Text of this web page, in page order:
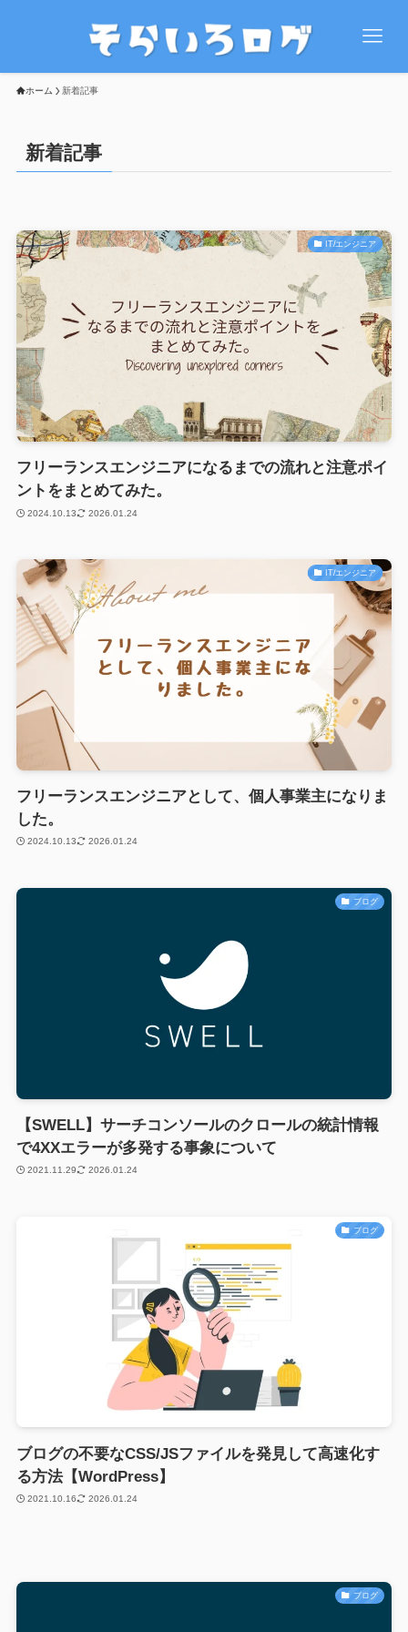
ホーム 新着記事
新着記事
IT/エンジニア
フリーランスエンジニアになるまでの流れと注意ポイ
ントをまとめてみた。
2024.10.13 2026.01.24
IT/エンジニア
フリーランスエンジニアとして、個人事業主になりま
した。
2024.10.13 2026.01.24
ブログ
【SWELL】サーチコンソールのクロールの統計情報
で4XXエラーが多発する事象について
2021.11.29 2026.01.24
ブログ
ブログの不要なCSS/JSファイルを発見して高速化す
る方法【WordPress】
2021.10.16 2026.01.24
ブログ